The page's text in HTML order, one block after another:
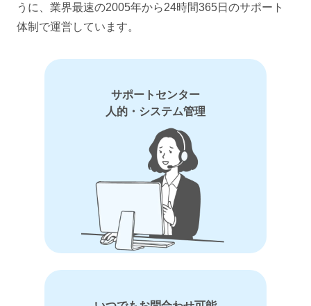
うに、 業界最速の2005年から24時間365日のサポート
体制で運営しています。
サポートセンター
人的・システム管理